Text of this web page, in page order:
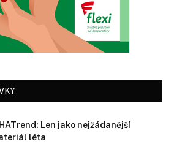
Len jako nejžádanější
léta